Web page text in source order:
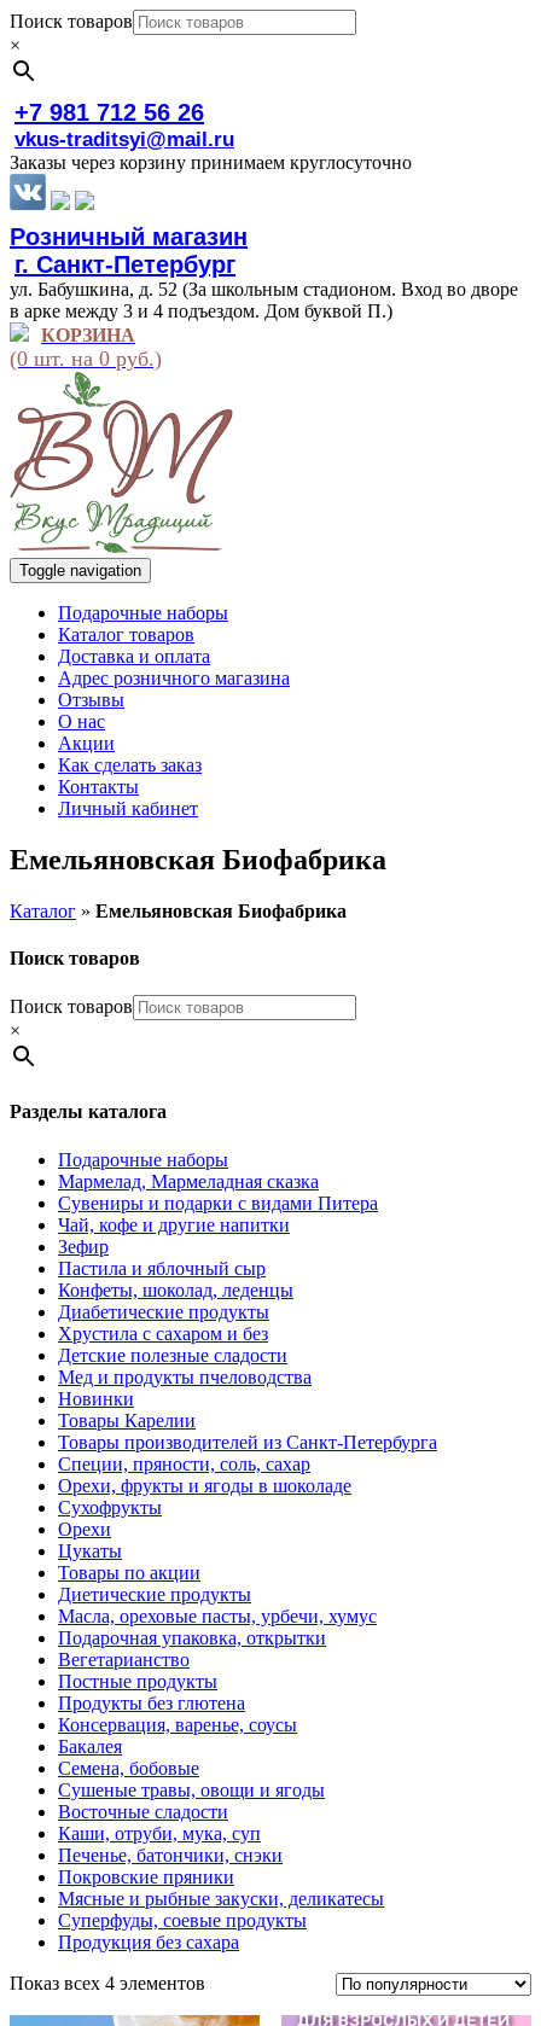
Поиск товаров
×
+7 981 712 56 26
vkus-traditsyi@mail.ru
Заказы через корзину принимаем круглосуточно
Розничный магазин
г. Санкт-Петербург
ул. Бабушкина, д. 52 (За школьным стадионом. Вход во дворе
в арке между 3 и 4 подъездом. Дом буквой П.)
КОРЗИНА
(0 шт. на 0 руб.)
Toggle navigation
Подарочные наборы
Каталог товаров
Доставка и оплата
Адрес розничного магазина
Отзывы
О нас
Акции
Как сделать заказ
Контакты
Личный кабинет
Емельяновская Биофабрика
Каталог » Емельяновская Биофабрика
Поиск товаров
Поиск товаров
×
Разделы каталога
Подарочные наборы
Мармелад, Мармеладная сказка
Сувениры и подарки с видами Питера
Чай, кофе и другие напитки
Зефир
Пастила и яблочный сыр
Конфеты, шоколад, леденцы
Диабетические продукты
Хрустила с сахаром и без
Детские полезные сладости
Мед и продукты пчеловодства
Новинки
Товары Карелии
Товары производителей из Санкт-Петербурга
Специи, пряности, соль, сахар
Орехи, фрукты и ягоды в шоколаде
Сухофрукты
Орехи
Цукаты
Товары по акции
Диетические продукты
Масла, ореховые пасты, урбечи, хумус
Подарочная упаковка, открытки
Вегетарианство
Постные продукты
Продукты без глютена
Консервация, варенье, соусы
Бакалея
Семена, бобовые
Сушеные травы, овощи и ягоды
Восточные сладости
Каши, отруби, мука, суп
Печенье, батончики, снэки
Покровские пряники
Мясные и рыбные закуски, деликатесы
Суперфуды, соевые продукты
Продукция без сахара
Показ всех 4 элементов